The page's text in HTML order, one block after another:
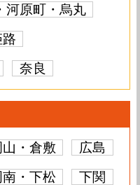
河原町・烏丸
奈良
山・倉敷
広島
南・下松
下関